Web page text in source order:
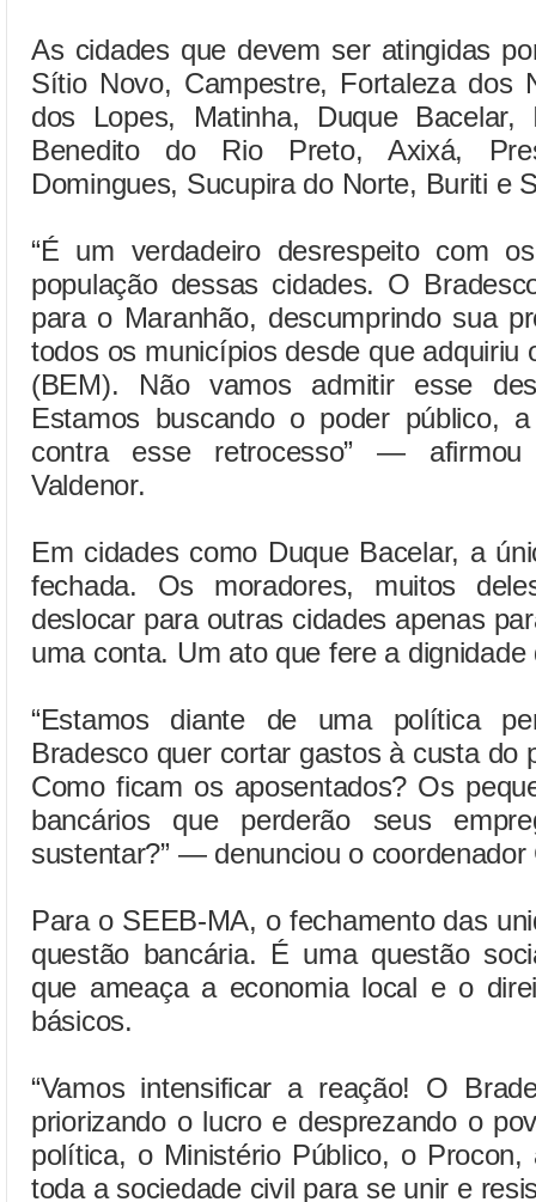
As cidades que devem ser atingidas
Sítio Novo, Campestre, Fortaleza dos
dos Lopes, Matinha, Duque
Benedito do Rio Preto, Axixá,
Domingues, Sucupira do Norte, Buriti e
“É um verdadeiro desrespeito com
população dessas cidades. O
para o Maranhão, descumprindo sua
todos os municípios desde que adquiriu
(BEM). Não vamos admitir esse
Estamos buscando o poder público,
contra esse retrocesso” — afirmou
Valdenor.
Em cidades como Duque Bacelar, a
fechada. Os moradores, muitos
deslocar para outras cidades apenas
uma conta. Um ato que fere a dignidade
“Estamos diante de uma política
Bradesco quer cortar gastos à custa do
Como ficam os aposentados? Os
bancários que perderão seus
sustentar?” — denunciou o coordenador
Para o SEEB-MA, o fechamento das
questão bancária. É uma questão
que ameaça a economia local e o
básicos.
“Vamos intensificar a reação! O
priorizando o lucro e desprezando o
política, o Ministério Público, o
toda a sociedade civil para se unir e